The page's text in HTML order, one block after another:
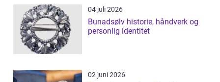
04 juli 2026
Bunadsølv historie, håndverk og
personlig identitet
02 juni 2026